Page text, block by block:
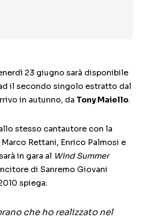
23 giugno sarà disponibile
il secondo singolo estratto dal
in autunno, da Tony Maiello.
stesso cantautore con la
Rettani, Enrico Palmosi e
in gara al Wind Summer
di Sanremo Giovani
spiega:
che ho realizzato nel